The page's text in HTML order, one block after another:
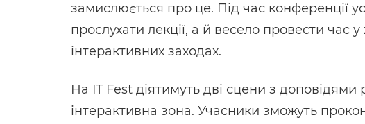
замислюється про це. Під час конференції
прослухати лекції, а й весело провести час
інтерактивних заходах.
На IT Fest діятимуть дві сцени з доповідями
інтерактивна зона. Учасники зможуть